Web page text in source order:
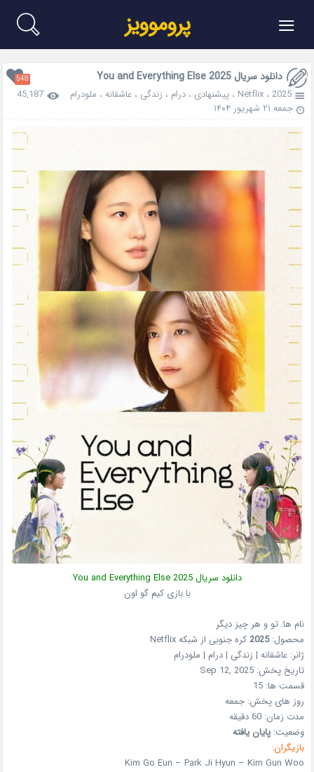
≡ پروموویز
دانلود سریال You and Everything Else 2025 548
2025 ،Netflix ،پیشنهادی ،درام ، زندگی ،عاشقانه ، ملودرام
45,187
جمعه ۲۱ شهریور ۱۴۰۴
دانلود سریال You and Everything Else 2025
با بازی کیم گو اون
نام ها: تو و هر چیز دیگر
محصول:2025 کره جنوبی از شبکهNetflix
ژانر:عاشقانه | زندگی | درام | ملودرام
تاریخ پخش:Sep 12, 2025
قسمت ها:15
روز های پخش:جمعه
مدت زمان: 60 دقیقه
وضعیت:پایان یافته
بازیگران:
Kim Go Eun – Park Ji Hyun – Kim Gun Woo